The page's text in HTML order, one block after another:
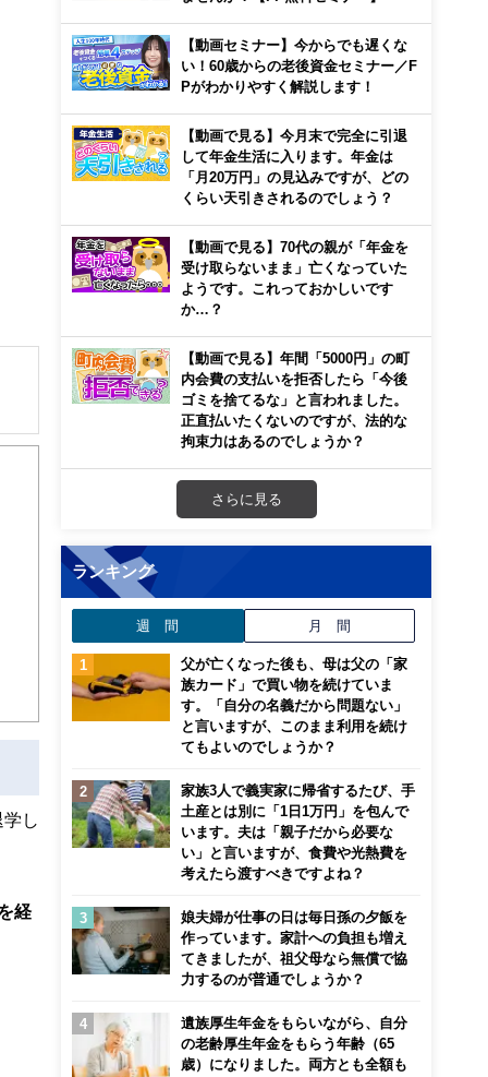
き
し
経
【動画セミナー】今からでも遅くな
い！60歳からの老後資金セミナー／F
Pがわかりやすく解説します！
【動画で見る】今月末で完全に引退
して年金生活に入ります。年金は
「月20万円」の見込みですが、どの
くらい天引きされるのでしょう？
【動画で見る】70代の親が「年金を
受け取らないまま」亡くなっていた
ようです。これっておかしいです
か…？
【動画で見る】年間「5000円」の町
内会費の支払いを拒否したら「今後
ゴミを捨てるな」と言われました。
正直払いたくないのですが、法的な
拘束力はあるのでしょうか？
さらに見る
ランキング
週 間 月 間
父が亡くなった後も、母は父の「家
族カード」で買い物を続けていま
す。「自分の名義だから問題ない」
と言いますが、このまま利用を続け
てもよいのでしょうか？
家族3人で義実家に帰省するたび、手
土産とは別に「1日1万円」を包んで
います。夫は「親子だから必要な
い」と言いますが、食費や光熱費を
考えたら渡すべきですよね？
娘夫婦が仕事の日は毎日孫の夕飯を
作っています。家計への負担も増え
てきましたが、祖父母なら無償で協
力するのが普通でしょうか？
遺族厚生年金をもらいながら、自分
の老齢厚生年金をもらう年齢（65
歳）になりました。両方とも全額も